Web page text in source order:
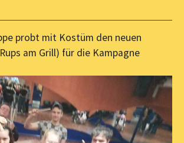
probt mit Kostüm den neuen
am Grill) für die Kampagne